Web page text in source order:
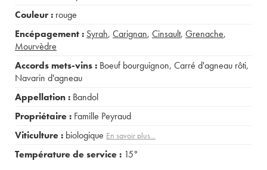
Couleur : rouge
Encépagement : Syrah, Carignan, Cinsault, Grenache,
Mourvèdre
Accords mets-vins : Boeuf bourguignon, Carré d'agneau rôti,
Navarin d'agneau
Appellation : Bandol
Propriétaire : Famille Peyraud
Viticulture : biologique En savoir plus...
Température de service : 15°